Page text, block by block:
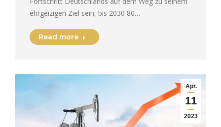
ehrgeizigen Ziel sein, bis 2030 80…
Read more
Apr.
11
2023